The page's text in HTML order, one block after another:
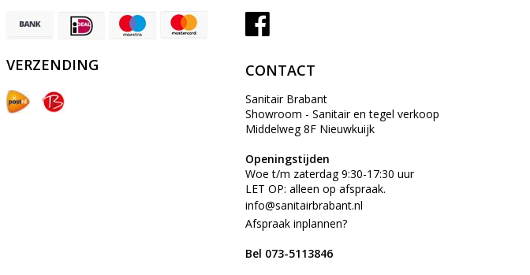
VERZENDING CONTACT
Sanitair Brabant
Showroom - Sanitair en tegel verkoop
Middelweg 8F Nieuwkuijk
Openingstijden
Woe t/m zaterdag 9:30-17:30 uur
LET OP: alleen op afspraak.
info@sanitairbrabant.nl
Afspraak inplannen?
Bel 073-5113846